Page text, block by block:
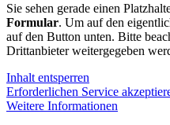
Sie sehen gerade einen
Formular. Um auf den
auf den Button unten. Bitte
Drittanbieter weitergegeben
Inhalt entsperren
Erforderlichen Service
Weitere Informationen